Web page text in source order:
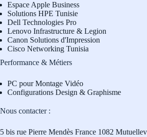
Espace Apple Business
Solutions HPE Tunisie
Dell Technologies Pro
Lenovo Infrastructure & Legion
Canon Solutions d'Impression
Cisco Networking Tunisia
Performance & Métiers
PC pour Montage Vidéo
Configurations Design & Graphisme
Nous contacter :
5 bis rue Pierre Mendès France 1082